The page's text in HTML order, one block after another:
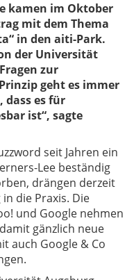
kamen im Oktober
mit dem Thema
in den aiti-Park.
der Universität
zur
geht es immer
dass es für
ist“, sagte
seit Jahren ein
Lee beständig
drängen derzeit
die Praxis. Die
und Google nehmen
gänzlich neue
auch Google & Co